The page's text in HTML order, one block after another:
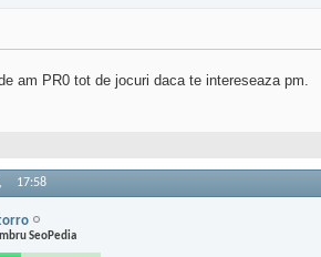
am PR0 tot de jocuri daca te intereseaza pm.
17:58
SeoPedia